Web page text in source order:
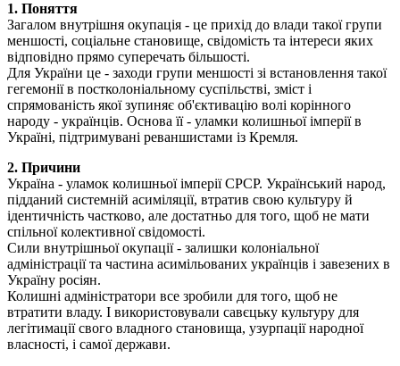
1. Поняття
Загалом внутрішня окупація - це прихід до влади такої групи
меншості, соціальне становище, свідомість та інтереси яких
відповідно прямо суперечать більшості.
Для України це - заходи групи меншості зі встановлення такої
гегемонії в постколоніальному суспільстві, зміст і
спрямованість якої зупиняє об'єктивацію волі корінного
народу - українців. Основа її - уламки колишньої імперії в
Україні, підтримувані реваншистами із Кремля.
2. Причини
Україна - уламок колишньої імперії СРСР. Український народ,
підданий системній асиміляції, втратив свою культуру й
ідентичність частково, але достатньо для того, щоб не мати
спільної колективної свідомості.
Сили внутрішньої окупації - залишки колоніальної
адміністрації та частина асимільованих українців і завезених в
Україну росіян.
Колишні адміністратори все зробили для того, щоб не
втратити владу. І використовували савєцьку культуру для
легітимації свого владного становища, узурпації народної
власності, і самої держави.